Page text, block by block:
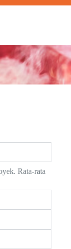
Rata-rata